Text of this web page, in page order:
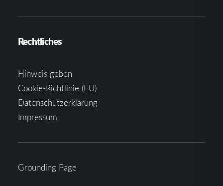
Rechtliches
Hinweis geben
Cookie-Richtlinie (EU)
Datenschutzerklärung
Impressum
Grounding Page